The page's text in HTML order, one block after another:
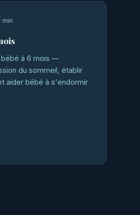
min
à 6 mois —
du sommeil, établir
aider bébé à s'endormir